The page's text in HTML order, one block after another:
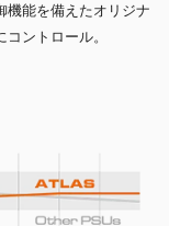
機能を備えたオリジナ
ントロール。